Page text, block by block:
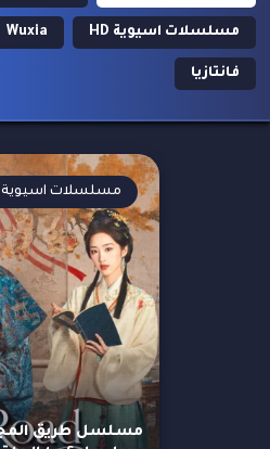
مسلسلات اسيوية HD Wuxia
فانتازيا
مسلسلات اسيوية